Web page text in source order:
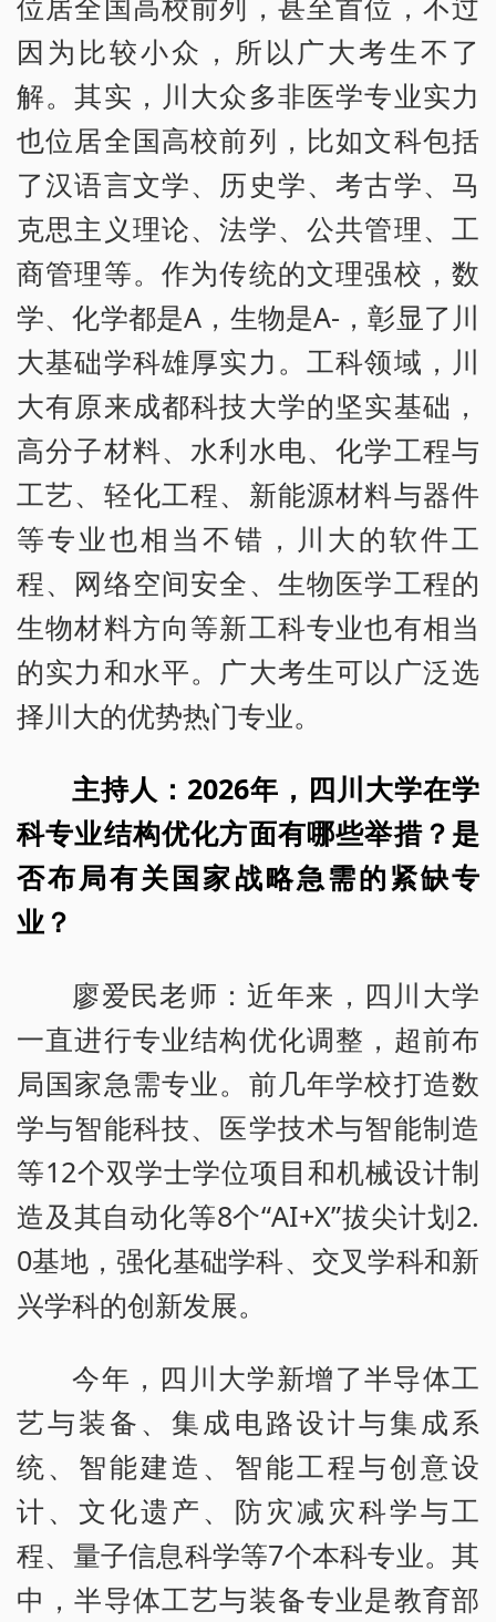
因为比较小众，所以广大考生不了
解。其实，川大众多非医学专业实力
也位居全国高校前列，比如文科包括
了汉语言文学、历史学、考古学、马
克思主义理论、法学、公共管理、工
商管理等。作为传统的文理强校，数
学、化学都是A，生物是A-，彰显了川
大基础学科雄厚实力。工科领域，川
大有原来成都科技大学的坚实基础，
高分子材料、水利水电、化学工程与
工艺、轻化工程、新能源材料与器件
等专业也相当不错，川大的软件工
程、网络空间安全、生物医学工程的
生物材料方向等新工科专业也有相当
的实力和水平。广大考生可以广泛选
择川大的优势热门专业。
主持人：2026年，四川大学在学
科专业结构优化方面有哪些举措？是
否布局有关国家战略急需的紧缺专
业？
廖爱民老师：近年来，四川大学
一直进行专业结构优化调整，超前布
局国家急需专业。前几年学校打造数
学与智能科技、医学技术与智能制造
等12个双学士学位项目和机械设计制
造及其自动化等8个“AI+X”拔尖计划2.
0基地，强化基础学科、交叉学科和新
兴学科的创新发展。
今年，四川大学新增了半导体工
艺与装备、集成电路设计与集成系
统、智能建造、智能工程与创意设
计、文化遗产、防灾减灾科学与工
程、量子信息科学等7个本科专业。其
中，半导体工艺与装备专业是教育部